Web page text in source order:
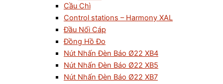
Cầu Chì
Control stations – Harmony XAL
Đầu Nối Cáp
Đồng Hồ Đo
Nút Nhấn Đèn Báo Ø22 XB4
Nút Nhấn Đèn Báo Ø22 XB5
Nút Nhấn Đèn Báo Ø22 XB7